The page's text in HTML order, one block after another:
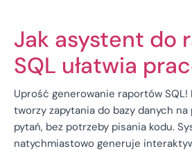
Jak asystent do
SQL ułatwia
Uprość generowanie raportów SQL!
tworzy zapytania do bazy danych
pytań, bez potrzeby pisania kodu.
natychmiastowo generuje